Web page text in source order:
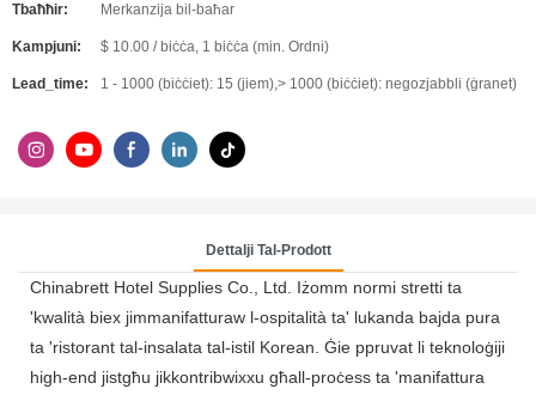
Tbaħħir: Merkanzija bil-baħar
Kampjuni: $ 10.00 / biċċa, 1 biċċa (min. Ordni)
Lead_time: 1 - 1000 (biċċiet): 15 (jiem),> 1000 (biċċiet): negozjabbli (ġranet)
Dettalji Tal-Prodott
Chinabrett Hotel Supplies Co., Ltd. Iżomm normi stretti ta
'kwalità biex jimmanifatturaw l-ospitalità ta' lukanda bajda pura
ta 'ristorant tal-insalata tal-istil Korean. Ġie ppruvat li teknoloġiji
high-end jistgħu jikkontribwixxu għall-proċess ta 'manifattura